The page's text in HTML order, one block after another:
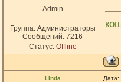
Admin
Группа: Администраторы
Сообщений: 7216
Статус: Offline
Linda